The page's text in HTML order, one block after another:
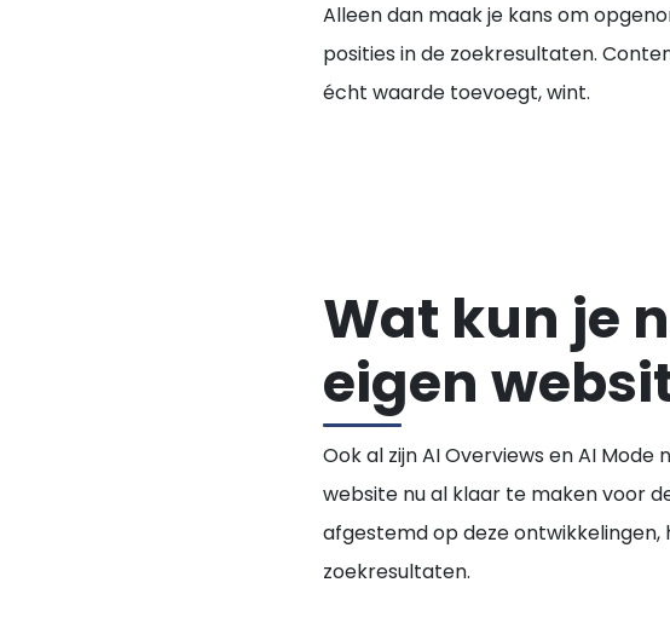
Alleen dan maak je kans om
posities in de zoekresultaten.
écht waarde toevoegt, wint.
Wat kun je
eigen
Ook al zijn AI Overviews en AI
website nu al klaar te maken voor
afgestemd op deze
zoekresultaten.